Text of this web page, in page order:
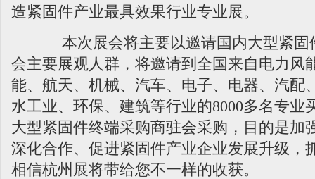
造紧固件产业最具效果行业专业展。
本次展会将主要以邀请国内大型紧固
会主要展观人群，将邀请到全国来自电力风
能、航天、机械、汽车、电子、电器、汽配
水工业、环保、建筑等行业的8000多名专业
大型紧固件终端采购商驻会采购，目的是加
深化合作、促进紧固件产业企业发展升级，
相信杭州展将带给您不一样的收获。